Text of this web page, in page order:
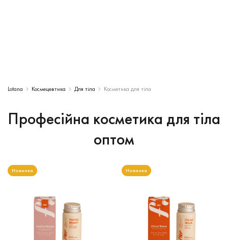
Lotana Космецевтика Для тіла Косметика для тіла
Професійна косметика для тіла
оптом
Новинка Новинка